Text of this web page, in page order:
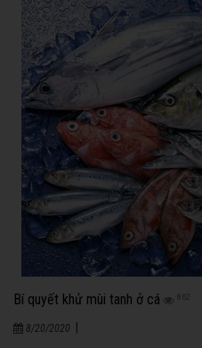
Bí quyết khử mùi tanh ở cá 862
8/20/2020